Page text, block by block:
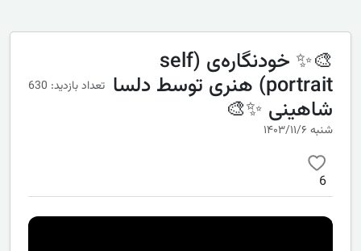
🎨✨ خودنگاره‌ی (self
portrait) هنری توسط دلسا
شاهینی ✨🎨
تعداد بازدید: 630
شنبه ۱۴۰۳/۱۱/۶
6